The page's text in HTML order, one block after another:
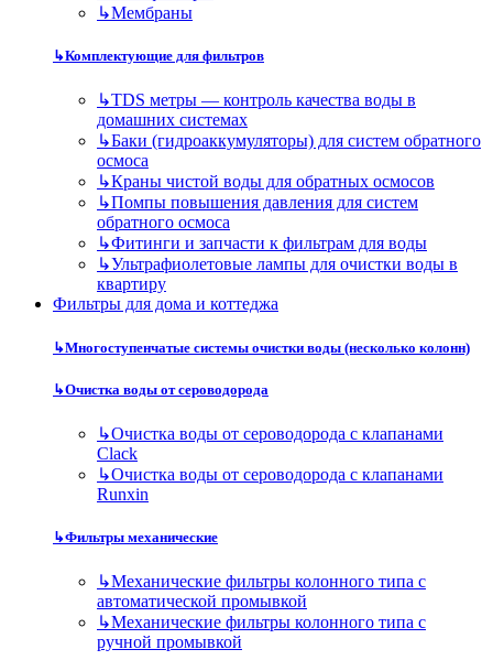
↳Мембраны
↳Комплектующие для фильтров
↳TDS метры — контроль качества воды в
домашних системах
↳Баки (гидроаккумуляторы) для систем обратного
осмоса
↳Краны чистой воды для обратных осмосов
↳Помпы повышения давления для систем
обратного осмоса
↳Фитинги и запчасти к фильтрам для воды
↳Ультрафиолетовые лампы для очистки воды в
квартиру
Фильтры для дома и коттеджа
↳Многоступенчатые системы очистки воды (несколько колонн)
↳Очистка воды от сероводорода
↳Очистка воды от сероводорода с клапанами
Clack
↳Очистка воды от сероводорода с клапанами
Runxin
↳Фильтры механические
↳Механические фильтры колонного типа с
автоматической промывкой
↳Механические фильтры колонного типа с
ручной промывкой